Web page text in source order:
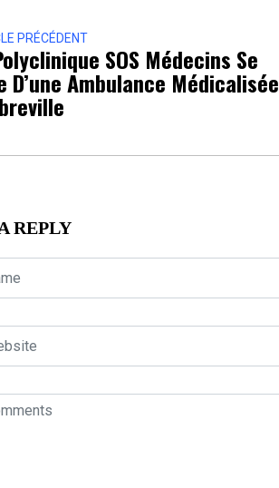
PRÉCÉDENT
SOS Médecins Se
D’une Ambulance Médicalisée
REPLY